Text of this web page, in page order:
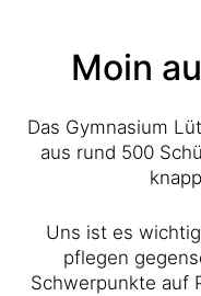
Moin
Das Gymnasium
aus rund 500
Uns ist es
pflegen
Schwerpunkte auf